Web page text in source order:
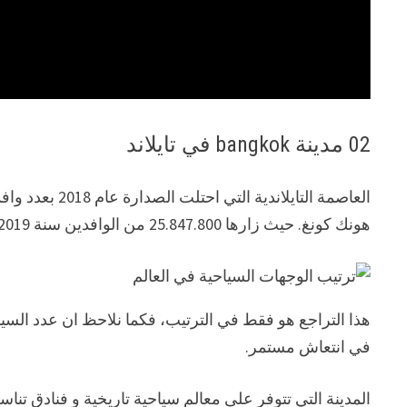
02 مدينة bangkok في تايلاند
هونك كونغ. حيث زارها 25.847.800 من الوافدين سنة 2019.
هذا التراجع هو فقط في الترتيب، فكما نلاحظ ان عدد
في انتعاش مستمر.
المدينة التي تتوفر على معالم سياحية تاريخية و فنادق